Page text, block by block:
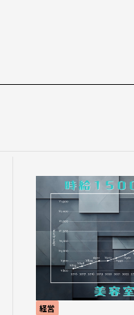
経営